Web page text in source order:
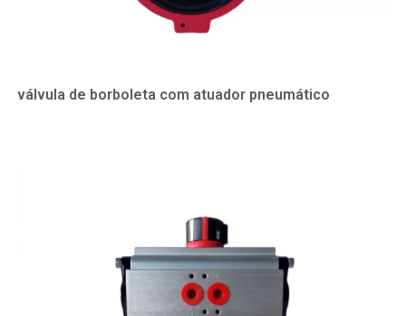
válvula de borboleta com atuador pneumático